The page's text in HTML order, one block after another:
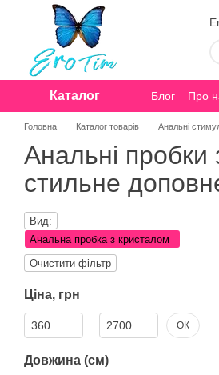
Перейти до основного контенту
Каталог Блог Про
Головна Каталог товарів Анальні
Анальні пробки
стильне
Вид:
Анальна пробка з кристалом
Очистити фільтр
Ціна, грн
Від Ціна, грн
До Ціна, грн ОК
Довжина (см)